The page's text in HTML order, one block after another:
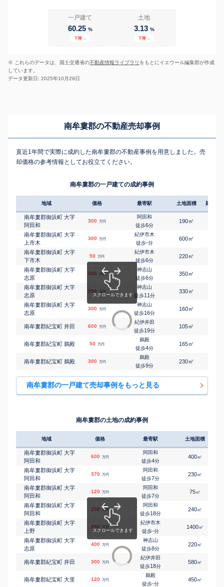
一戸建て
60.25 %
下降 ↓
土地
3.13 %
下降 ↓
※ これらのデータは、国土交通省の不動産情報ライブラリ をもとにイエウール編集部が作成
しています。
データ更新日: 2025年10月29日
南牟婁郡の不動産売却事例
直近1年間で実際に成約した南牟婁郡の不動産事例を用意しました。売
却価格の参考情報としてお役立てください。
南牟婁郡の一戸建ての成約事例
地域 価格 最寄駅 土地面積 延床面
南牟婁郡御浜町 大字
阿田和
300 万円
阿田和
徒歩6分
190㎡
南牟婁郡御浜町 大字
上市木
300 万円
紀伊市木
徒歩-分
600㎡
南牟婁郡御浜町 大字
下市木
50 万円
紀伊市木
徒歩6分
220㎡
南牟婁郡御浜町 大字
志原
300 万円
神志山
徒歩6分
350㎡
南牟婁郡御浜町 大字
志原
390 万円
神志山
徒歩11分
330㎡
南牟婁郡御浜町 大字
志原
300 万円
神志山
徒歩16分
160㎡
南牟婁郡紀宝町 井田 600 万円
紀伊井田
徒歩19分
105㎡
南牟婁郡紀宝町 鵜殿 50 万円
鵜殿
徒歩4分
165㎡
南牟婁郡紀宝町 鵜殿 300 万円
鵜殿
徒歩9分
230㎡
南牟婁郡の一戸建て売却事例をもっと見る
南牟婁郡の土地の成約事例
地域 価格 最寄駅 土地面積
南牟婁郡御浜町 大字
阿田和
600 万円
阿田和
徒歩4分
400㎡
南牟婁郡御浜町 大字
阿田和
370 万円
阿田和
徒歩7分
230㎡
南牟婁郡御浜町 大字
阿田和
120 万円
阿田和
徒歩7分
75㎡
南牟婁郡御浜町 大字
阿田和
100 万円
阿田和
徒歩18分
240㎡
南牟婁郡御浜町 大字
上野
200 万円
紀伊市木
徒歩-分
1400㎡
南牟婁郡御浜町 大字
志原
400 万円
神志山
徒歩8分
220㎡
南牟婁郡紀宝町 井田 300 万円
紀伊井田
徒歩18分
580㎡
南牟婁郡紀宝町 大里 120 万円
鵜殿
徒歩-分
450㎡